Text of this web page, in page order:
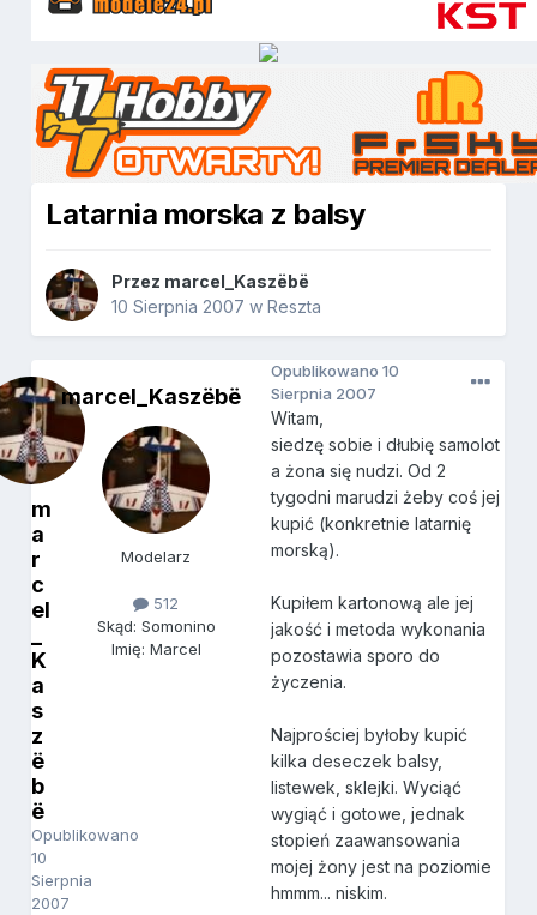
Latarnia morska z balsy
Przez marcel_Kaszëbë
10 Sierpnia 2007 wReszta
m
a
r
c
el
K
a
s
z
ë
b
ë
Opublikowano
10
Sierpnia
2007
marcel_Kaszëbë
Modelarz
512
Skąd: Somonino
Imię: Marcel
Opublikowano10
Sierpnia 2007
Witam,
siedzę sobie i dłubię samolot
a żona się nudzi. Od 2
tygodni marudzi żeby coś jej
kupić (konkretnie latarnię
morską).
Kupiłem kartonową ale jej
jakość i metoda wykonania
pozostawia sporo do
życzenia.
Najprościej byłoby kupić
kilka deseczek balsy,
listewek, sklejki. Wyciąć
wygiąć i gotowe, jednak
stopień zaawansowania
mojej żony jest na poziomie
hmmm... niskim.